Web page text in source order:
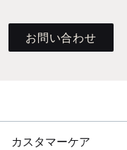
お問い合わせ
カスタマーケア